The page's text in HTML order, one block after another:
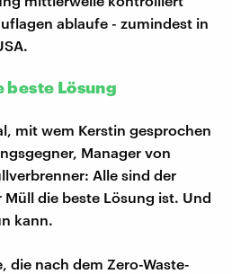
ablaufe - zumindest in
beste Lösung
mit wem Kerstin gesprochen
Manager von
Alle sind der
die beste Lösung ist. Und
kann.
die nach dem Zero-Waste-